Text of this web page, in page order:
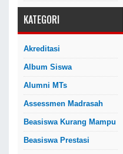
KATEGORI
Akreditasi
Album Siswa
Alumni MTs
Assessmen Madrasah
Beasiswa Kurang Mampu
Beasiswa Prestasi